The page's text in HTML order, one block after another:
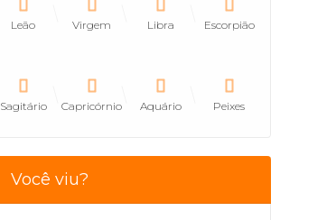
Leão Virgem Libra Escorpião
Sagitário Capricórnio Aquário Peixes
Você viu?